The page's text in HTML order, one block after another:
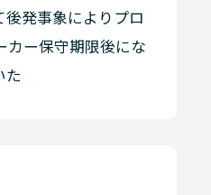
後発事象によりプロ
カー保守期限後にな
た